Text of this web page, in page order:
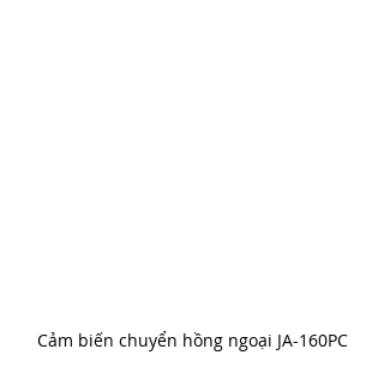
Cảm biến chuyển hồng ngoại JA-160PC